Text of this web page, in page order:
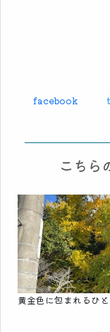
facebook
こちら
黄金色に包まれるひ